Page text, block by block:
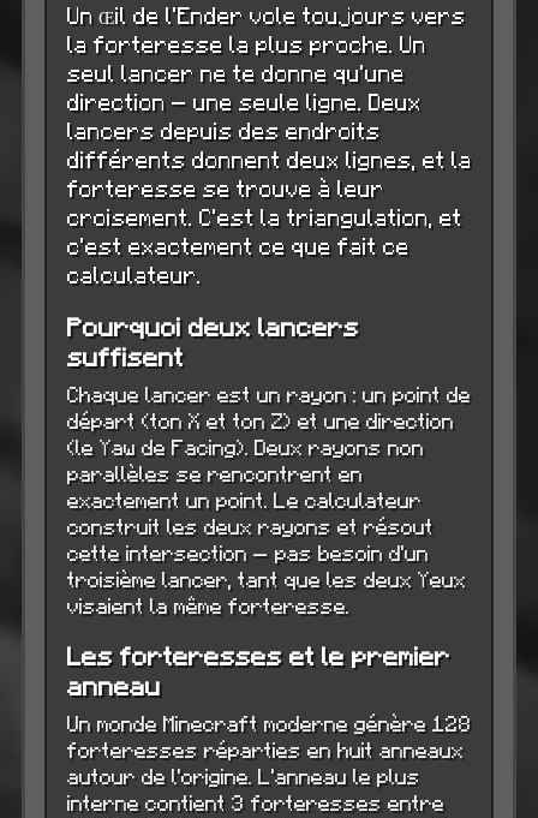
Un Œil de l'Ender vole toujours vers
la forteresse la plus proche. Un
seul lancer ne te donne qu'une
direction — une seule ligne. Deux
lancers depuis des endroits
différents donnent deux lignes, et la
forteresse se trouve à leur
croisement. C'est la triangulation, et
c'est exactement ce que fait ce
calculateur.
Pourquoi deux lancers
suffisent
Chaque lancer est un rayon : un point de
départ (ton X et ton Z) et une direction
(le Yaw de Facing). Deux rayons non
parallèles se rencontrent en
exactement un point. Le calculateur
construit les deux rayons et résout
cette intersection — pas besoin d'un
troisième lancer, tant que les deux Yeux
visaient la même forteresse.
Les forteresses et le premier
anneau
Un monde Minecraft moderne génère 128
forteresses réparties en huit anneaux
autour de l'origine. L'anneau le plus
interne contient 3 forteresses entre